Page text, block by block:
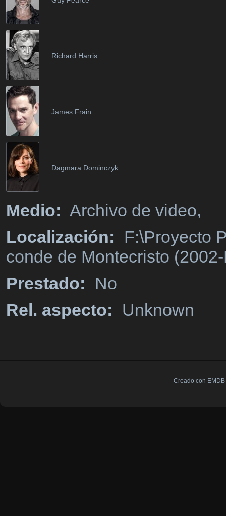
Richard Harris
James Frain
Dagmara Dominczyk
Medio: Archivo de video,
Localización:
F:\Proyecto
conde de Montecristo
Prestado:
No
Rel. aspecto:
Unknown
Creado con